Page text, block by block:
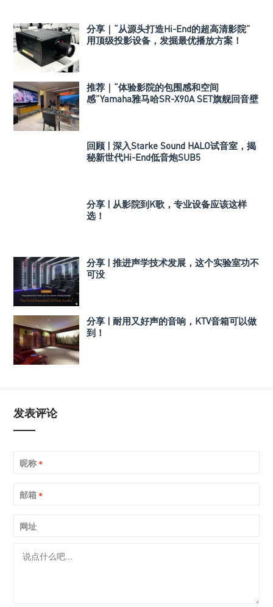
分享｜“从源头打造Hi-End的超高清影院”
用顶级投影设备，发掘最优播放方案！
推荐｜“体验影院的包围感和空间
感”Yamaha雅马哈SR-X90A SET旗舰回音壁
回顾 | 深入Starke Sound HALO试音室，揭
秘新世代Hi-End低音炮SUB5
分享 | 从影院到K歌，专业设备应该这样
选！
分享 | 推进声学技术发展，这个实验室功不
可没
分享 | 耐用又好声的音响，KTV音箱可以做
到！
发表评论
昵称 *
邮箱 *
网址